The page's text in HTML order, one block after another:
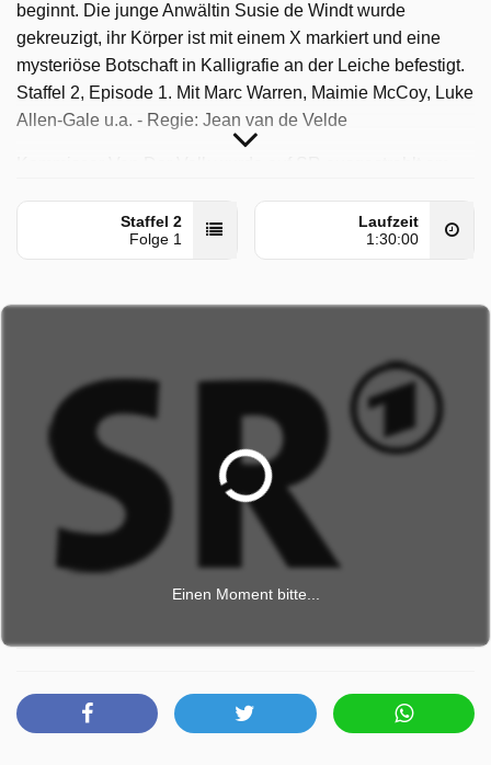
beginnt. Die junge Anwältin Susie de Windt wurde
gekreuzigt, ihr Körper ist mit einem X markiert und eine
mysteriöse Botschaft in Kalligrafie an der Leiche befestigt.
Staffel 2, Episode 1. Mit Marc Warren, Maimie McCoy, Luke
Allen-Gale u.a. - Regie: Jean van de Velde
zuerst am Samstag 26 April 2025 gepostet.
Staffel 2
Folge 1
Laufzeit
1:30:00
Einen Moment bitte...